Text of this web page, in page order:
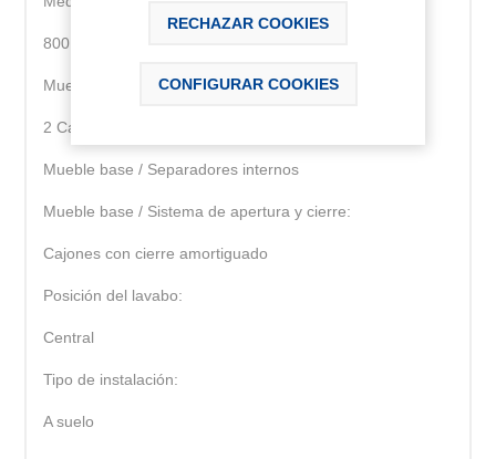
800
Mueble base / Combinación de puertas y cajones:
2 Cajones
Mueble base / Separadores internos
Mueble base / Sistema de apertura y cierre:
Cajones con cierre amortiguado
Posición del lavabo:
Central
Tipo de instalación:
A suelo
RECHAZAR COOKIES
CONFIGURAR COOKIES